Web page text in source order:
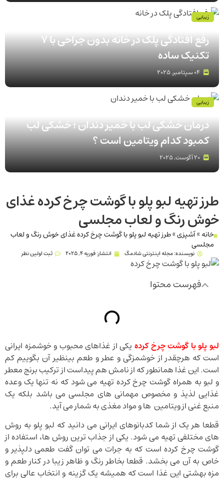
رفع افتادگی پلک در خانه بدون جراحی با 7
تکنیک ساده
04 سپتامبر, 2025
زیبایی
درمان خشکی لب با خمیر دندان ؛ خشکی لب
کمبود کدام ویتامین است ؟
20 آگوست, 2025
زیبایی
طرز تهیه لبو پلو با گوشت چرخ کرده غذای
خوش رنگ و لعاب مجلسی
خانه»آشپزی»طرز تهیه لبو پلو با گوشت چرخ کرده غذای خوش رنگ و لعاب
مجلسی
نویسنده:مجله اینترنتی شادمگ انتشار:فوریه 4, 2025 ثبت اولین نظر
فهرست محتوا
لبو پلو با گوشت چرخ کردهیکی از غذاهای محبوب و خوشمزه ایرانی
است که هرچقدر از خوشمزگی و عطر و طعم بینظیر آن بگوییم کم
است. این غذا همانطور که از نامش هم پیداست از ترکیب برنج معطر
و لبو به همراه گوشت چرخ کرده تهیه می شود که نه تنها یک وعده
غذایی لذیذ و مخصوص مهمانی های مجلسی می باشد بلکه یک
منبع غنی از ویتامین ها و مواد مغذی به شمار می آید.
قطعا هر یک از شما کدبانوهای ایرانی می دانید که لبو پلو به روش
های مختلفی تهیه می شود. یکی از جذاب ترین روش ها، استفاده از
گوشت چرخ کرده است که به جرات می توان گفت طعمی دلپذیر و
خاص به آن می بخشد. قطعا بخاطر رنگ و ظاهر زیبا در کنار طعم و
مزه بهشتی این غذا است که همیشه یک گزینه و انتخاب عالی برای